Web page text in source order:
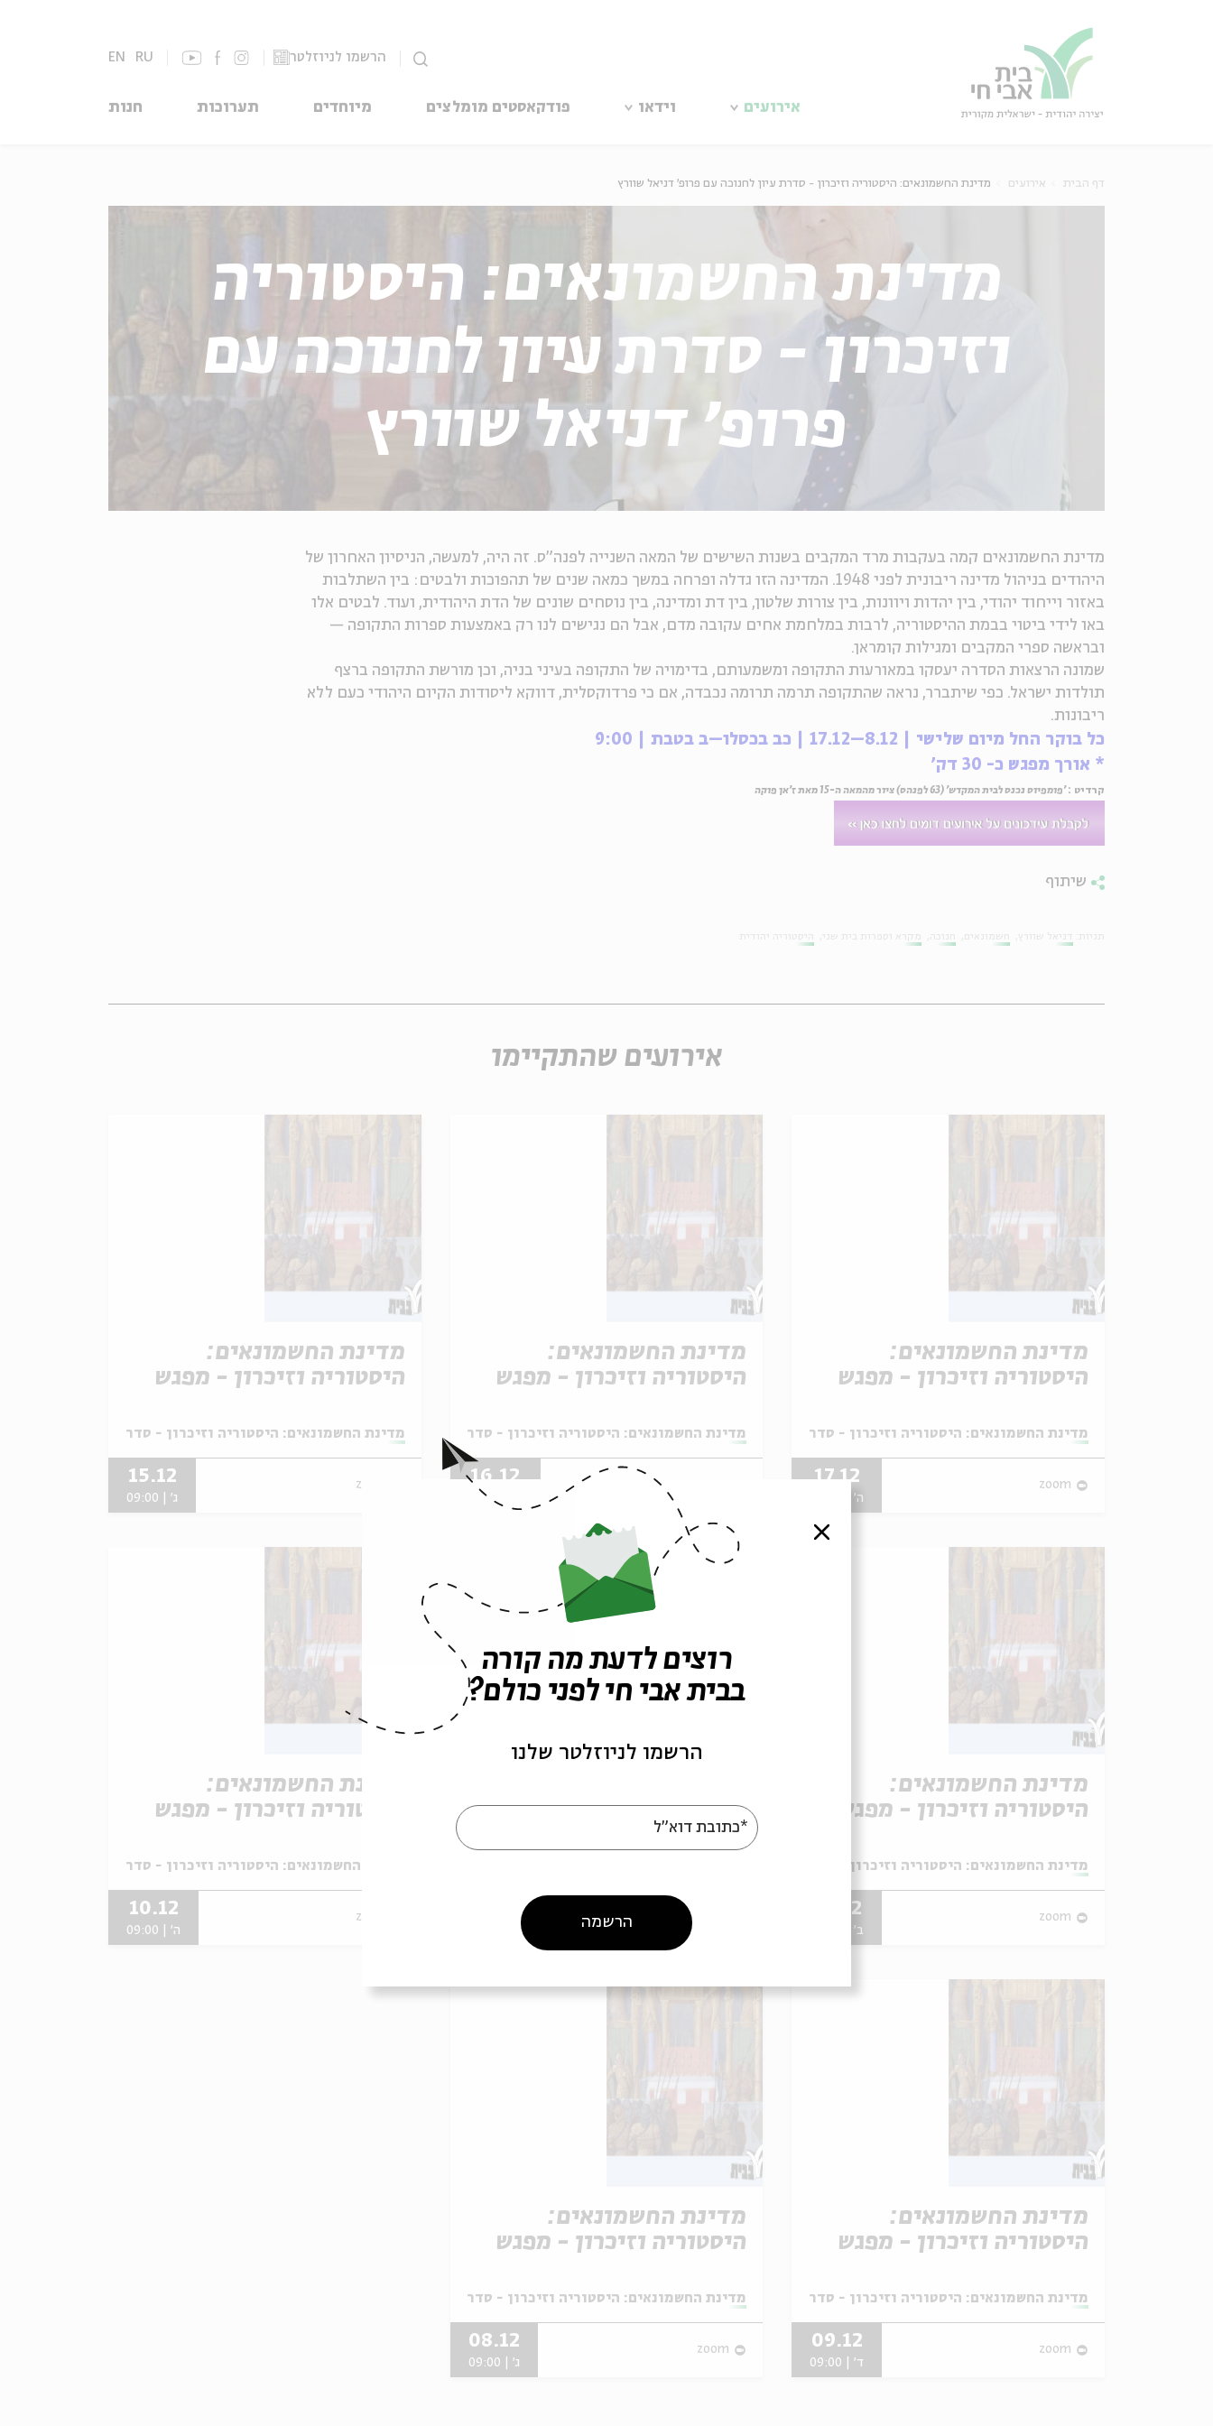
הרשמו לניוזלטר EN RU
אירועים וידאו פודקאסטים מומלצים מיוחדים תערוכות חנות
דף הבית אירועים מדינת החשמונאים: היסטוריה וזיכרון - סדרת עיון לחנוכה עם פרופ' דניאל שוורץ
מדינת החשמונאים: היסטוריה
וזיכרון - סדרת עיון לחנוכה עם
פרופ' דניאל שוורץ
מדינת החשמונאים קמה בעקבות מרד המקבים בשנות השישים של המאה השנייה לפנה"ס. זה היה, למעשה, הניסיון האחרון של
היהודים בניהול מדינה ריבונית לפני 1948. המדינה הזו גדלה ופרחה במשך כמאה שנים של תהפוכות ולבטים: בין השתלבות
באזור וייחוד יהודי, בין יהדות ויוונות, בין צורות שלטון, בין דת ומדינה, בין נוסחים שונים של הדת היהודית, ועוד. לבטים אלו
באו לידי ביטוי בבמת ההיסטוריה, לרבות במלחמת אחים עקובה מדם, אבל הם נגישים לנו רק באמצעות ספרות התקופה —
ובראשה ספרי המקבים ומגילות קומראן.
שמונה הרצאות הסדרה יעסקו במאורעות התקופה ומשמעותם, בדימויה של התקופה בעיני בניה, וכן מורשת התקופה ברצף
תולדות ישראל. כפי שיתברר, נראה שהתקופה תרמה תרומה נכבדה, אם כי פרדוקסלית, דווקא ליסודות הקיום היהודי כעם ללא
ריבונות.
כל בוקר החל מיום שלישי | 8.12–17.12 | כב בכסלו–ב בטבת | 9:00
* אורך מפגש כ- 30 דק'
קרדיט :'פומפיוס נכנס לבית המקדש' (63 לפנהס) ציור מהמאה ה-15 מאת ז'אן פוקה
שיתוף
אירועים שהתקיימו
מדינת החשמונאים:
היסטוריה וזיכרון - מפגש
מתוך:
מדינת החשמונאים: היסטוריה וזיכרון - סדרת עיון לחנוכה עם פרופ' דניאל שוורץ
zoom
17.12
ה' | 09:00
מדינת החשמונאים:
היסטוריה וזיכרון - מפגש
מתוך:
מדינת החשמונאים: היסטוריה וזיכרון - סדרת עיון לחנוכה עם פרופ' דניאל שוורץ
16.12
מדינת החשמונאים:
היסטוריה וזיכרון - מפגש
מתוך:
מדינת החשמונאים: היסטוריה וזיכרון - סדרת עיון לחנוכה עם
zoom
15.12
ג' | 09:00
מדינת החשמונאים:
היסטוריה וזיכרון - מפגש
מתוך:
מדינת החשמונאים: היסטוריה וזיכרון - סדרת עיון לחנוכה עם פרופ' דניאל שוורץ
zoom
14.12
ב' | 09:00
היסטוריה וזיכרון - מפגש
מס' 4
מדינת החשמונאים: היסטוריה וזיכרון - סדרת עיון לחנוכה עם פרופ' דניאל שוורץ
א' | 09:00
מדינת החשמונאים:
היסטוריה וזיכרון - מפגש
מדינת החשמונאים: היסטוריה וזיכרון - סדרת עיון לחנוכה עם
zoom
10.12
ה' | 09:00
מדינת החשמונאים:
היסטוריה וזיכרון - מפגש
מתוך:
מדינת החשמונאים: היסטוריה וזיכרון - סדרת עיון לחנוכה עם פרופ' דניאל שוורץ
zoom
09.12
ד' | 09:00
מדינת החשמונאים:
היסטוריה וזיכרון - מפגש
מתוך:
מדינת החשמונאים: היסטוריה וזיכרון - סדרת עיון לחנוכה עם פרופ' דניאל שוורץ
zoom
08.12
ג' | 09:00
סגור
רוצים לדעת מה קורה
בבית אבי חי לפני כולם?
הרשמו לניוזלטר שלנו
*כתובת דוא"ל
הרשמה